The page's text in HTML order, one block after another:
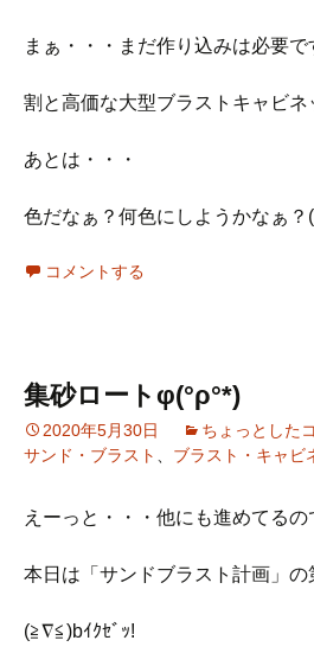
まぁ・・・まだ作り込みは必要で
割と高価な大型ブラストキャビ
あとは・・・
色だなぁ？何色にしようかなぁ？
コメントする
集砂ロートφ(°ρ°*)
2020年5月30日 ちょっとした
サンド・ブラスト
ブラスト・キャビ
えーっと・・・他にも進めてるの
本日は「サンドブラスト計画」の
(≧∇≦)bｲｸｾﾞｯ!